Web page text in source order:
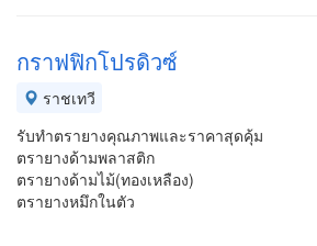
กราฟฟิกโปรดิวซ์
ราชเทวี
รับทำตรายางคุณภาพและราคาสุดคุ้ม
ตรายางด้ามพลาสติก
ตรายางด้ามไม้(ทองเหลือง)
ตรายางหมึกในตัว